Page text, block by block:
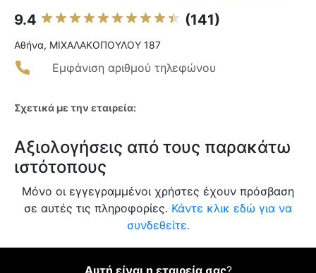
9.4 (141)
Αθήνα, ΜΙΧΑΛΑΚΟΠΟΥΛΟΥ 187
Εμφάνιση αριθμού τηλεφώνου
Σχετικά με την εταιρεία:
Αξιολογήσεις από τους παρακάτω
ιστότοπους
Μόνο οι εγγεγραμμένοι χρήστες έχουν πρόσβαση
σε αυτές τις πληροφορίες. Κάντε κλικ εδώ για να
συνδεθείτε.